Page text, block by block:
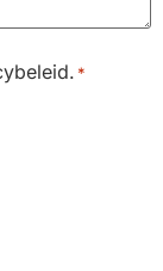
*